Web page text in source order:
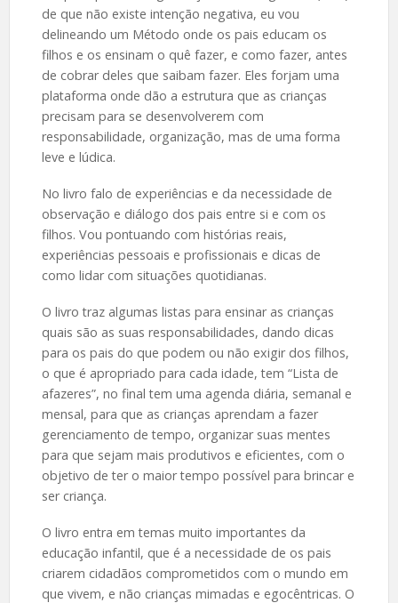
de que não existe intenção negativa, eu vou
delineando um Método onde os pais educam os
filhos e os ensinam o quê fazer, e como fazer, antes
de cobrar deles que saibam fazer. Eles forjam uma
plataforma onde dão a estrutura que as crianças
precisam para se desenvolverem com
responsabilidade, organização, mas de uma forma
leve e lúdica.
No livro falo de experiências e da necessidade de
observação e diálogo dos pais entre si e com os
filhos. Vou pontuando com histórias reais,
experiências pessoais e profissionais e dicas de
como lidar com situações quotidianas.
O livro traz algumas listas para ensinar as crianças
quais são as suas responsabilidades, dando dicas
para os pais do que podem ou não exigir dos filhos,
o que é apropriado para cada idade, tem “Lista de
afazeres”, no final tem uma agenda diária, semanal e
mensal, para que as crianças aprendam a fazer
gerenciamento de tempo, organizar suas mentes
para que sejam mais produtivos e eficientes, com o
objetivo de ter o maior tempo possível para brincar e
ser criança.
O livro entra em temas muito importantes da
educação infantil, que é a necessidade de os pais
criarem cidadãos comprometidos com o mundo em
que vivem, e não crianças mimadas e egocêntricas. O